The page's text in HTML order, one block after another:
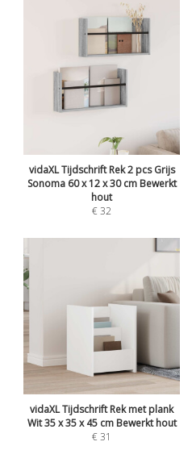
vidaXL Tijdschrift Rek 2 pcs Grijs
Sonoma 60 x 12 x 30 cm Bewerkt
hout
€32
vidaXL Tijdschrift Rek met plank
Wit 35 x 35 x 45 cm Bewerkt hout
€31